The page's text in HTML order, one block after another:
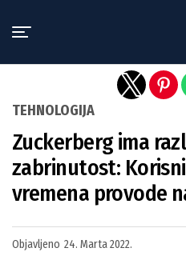
TEHNOLOGIJA
Zuckerberg ima
zabrinutost:
vremena provode
Objavljeno 24. Marta 2022.